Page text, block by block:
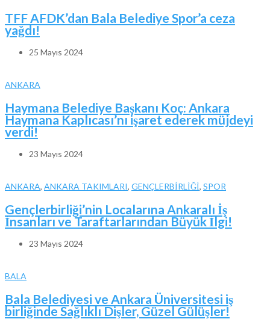
TFF AFDK’dan Bala Belediye Spor’a ceza
yağdı!
25 Mayıs 2024
ANKARA
Haymana Belediye Başkanı Koç: Ankara
Haymana Kaplıcası’nı işaret ederek müjdeyi
verdi!
23 Mayıs 2024
ANKARA, ANKARA TAKIMLARI, GENÇLERBİRLİĞİ, SPOR
Gençlerbirliği’nin Localarına Ankaralı İş
İnsanları ve Taraftarlarından Büyük İlgi!
23 Mayıs 2024
BALA
Bala Belediyesi ve Ankara Üniversitesi iş
birliğinde Sağlıklı Dişler, Güzel Gülüşler!